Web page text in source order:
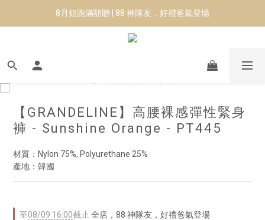
8月短跑滿額贈 | 88 神隊友，好禮爸氣登場
8月短跑滿額贈 | 88 神隊友，好禮爸氣登場
✨CURARING-韓國多功能深層按摩環｜新品預購88折！✨
Manduka-跟著青蛙去旅行｜快閃第二站-台南
【GRANDELINE】高腰裸感彈性緊身
褲 - Sunshine Orange - PT445
材質：Nylon 75%, Polyurethane 25%
產地：韓國
至08/09 16:00截止 全店，88 神隊友，好禮爸氣登場